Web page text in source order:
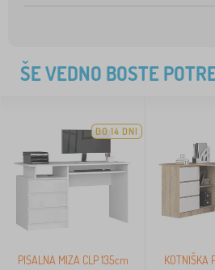
ŠE VEDNO BOSTE
DO 14 DNI
PISALNA MIZA CLP 135cm
KOTNIŠKA